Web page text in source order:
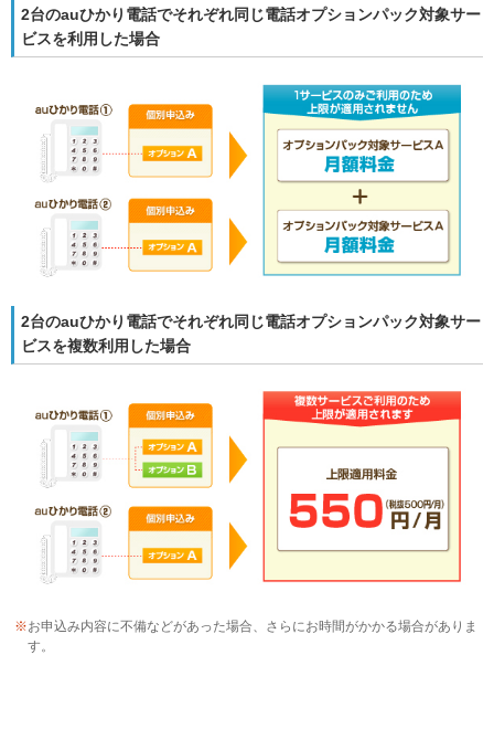
2台のauひかり電話でそれぞれ同じ電話オプションパック対象サー
ビスを利用した場合
2台のauひかり電話でそれぞれ同じ電話オプションパック対象サー
ビスを複数利用した場合
※お申込み内容に不備などがあった場合、さらにお時間がかかる場合がありま
す。